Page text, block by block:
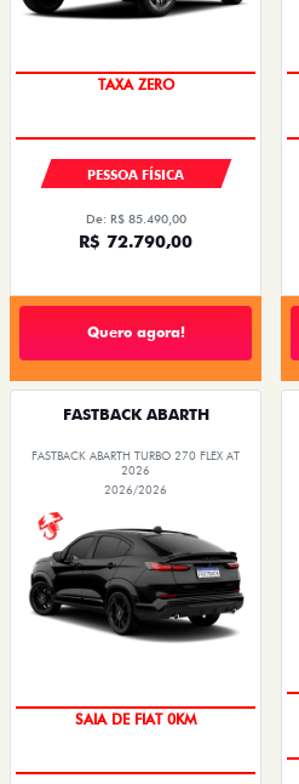
PREÇO IMPERDÍVEL
PESSOA FÍSICA
De: R$ 85.490,00
R$ 72.790,00
Quero agora!
FASTBACK ABARTH
FASTBACK ABARTH TURBO 270 FLEX AT
2026
2026/2026
PREÇO IMPERDÍVEL